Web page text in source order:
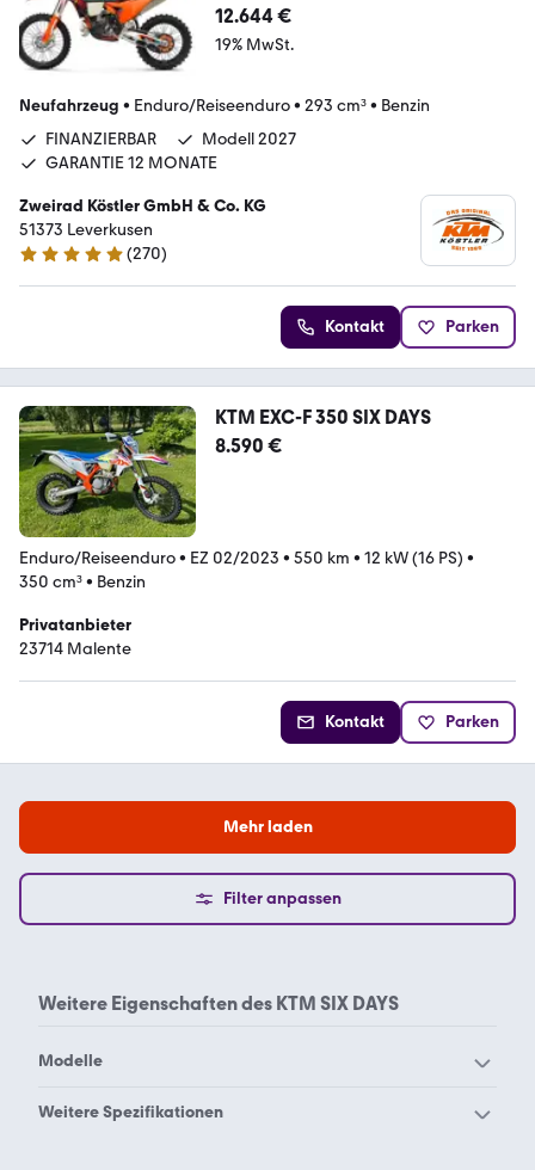
12.644 €
19% MwSt.
Neufahrzeug • Enduro/Reiseenduro• 293 cm³• Benzin
FINANZIERBAR
Modell 2027
GARANTIE 12 MONATE
Zweirad Köstler GmbH & Co. KG
51373 Leverkusen
4.8 Sterne
(270)
Kontakt Parken
KTM EXC-F 350 SIX DAYS
8.590 €
Enduro/Reiseenduro• EZ 02/2023 • 550 km • 12 kW (16 PS) •
350 cm³• Benzin
Privatanbieter
23714 Malente
Kontakt Parken
Mehr laden
Filter anpassen
Weitere Eigenschaften des KTM SIX DAYS
Modelle
KTM 1050 Adventure
Weitere Spezifikationen